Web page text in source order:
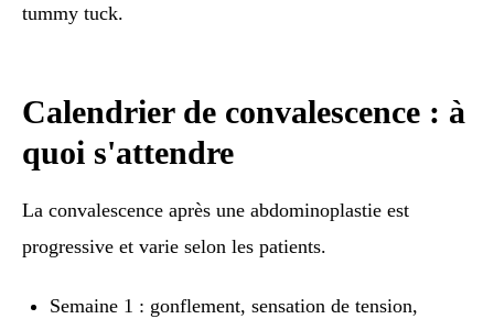
tummy tuck.
Calendrier de convalescence : à
quoi s'attendre
La convalescence après une abdominoplastie est
progressive et varie selon les patients.
Semaine 1 : gonflement, sensation de tension,